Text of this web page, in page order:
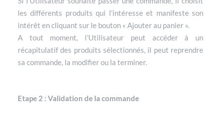
les différents produits qui l’intéresse et manifeste son
intérêt en cliquant sur le bouton « Ajouter au panier ».
A tout moment, l’Utilisateur peut accéder à un
récapitulatif des produits sélectionnés, il peut reprendre
sa commande, la modifier ou la terminer.
Etape 2 : Validation de la commande